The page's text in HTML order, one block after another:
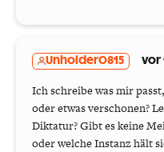
Unholder0815 vor
Ich schreibe was mir
oder etwas verschonen?
Diktatur? Gibt es keine
oder welche Instanz hält